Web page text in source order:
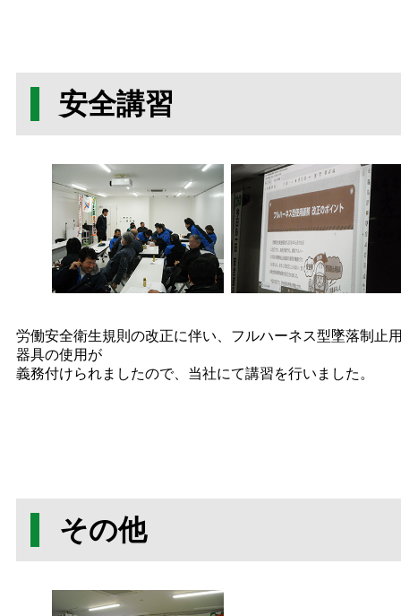
安全講習
労働安全衛生規則の改正に伴い、フルハーネス型墜落制止
器具の使用が
義務付けられましたので、当社にて講習を行いました。
その他